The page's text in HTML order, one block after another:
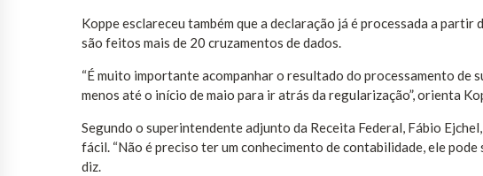
Koppe esclareceu também que a declaração já é processada a
são feitos mais de 20 cruzamentos de dados.
“É muito importante acompanhar o resultado do processamento de
menos até o início de maio para ir atrás da regularização”, orienta
Segundo o superintendente adjunto da Receita Federal, Fábio
fácil. “Não é preciso ter um conhecimento de contabilidade, ele
diz.